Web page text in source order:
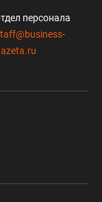
персонала